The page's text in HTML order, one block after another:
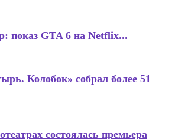
показ GTA 6 на Netflix...
Колобок» собрал более 51
состоялась премьера